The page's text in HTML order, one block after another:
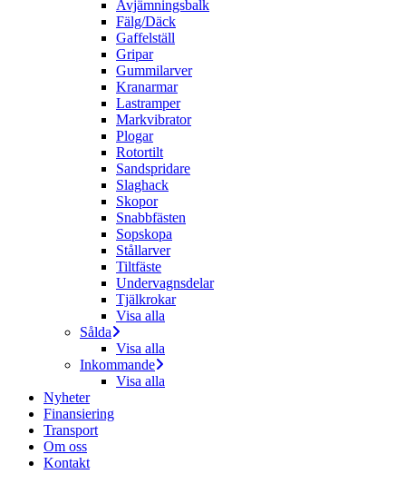
Avjämningsbalk
Fälg/Däck
Gaffelställ
Gripar
Gummilarver
Kranarmar
Lastramper
Markvibrator
Plogar
Rotortilt
Sandspridare
Slaghack
Skopor
Snabbfästen
Sopskopa
Stållarver
Tiltfäste
Undervagnsdelar
Tjälkrokar
Visa alla
Sålda
Visa alla
Inkommande
Visa alla
Nyheter
Finansiering
Transport
Om oss
Kontakt